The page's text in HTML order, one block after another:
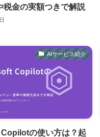
税金の実額つきで解説
AIサービス紹介
の使い方は？起